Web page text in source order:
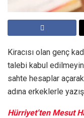
Kiracısı olan genç
talebi kabul
sahte hesaplar
adına erkeklerle
Hürriyet’ten Mesut